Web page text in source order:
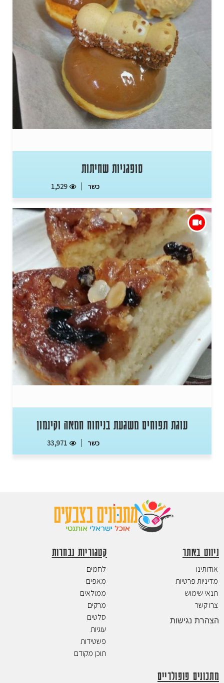
סופגניות שחיתות
כשר 1,529
עוגת תפוחים משגעת בניחוח חמאה וקינמון
כשר 33,971
ניווט באתר
אודותינו
מדיניות פרטיות
תנאי שימוש
צרו קשר
הצהרת נגישות
קטגוריות נבחרות
לחמים
מאפים
ממולאים
מרקים
סלטים
עוגיות
פשטידות
תוכן מקודם
מתכונים פופולריים